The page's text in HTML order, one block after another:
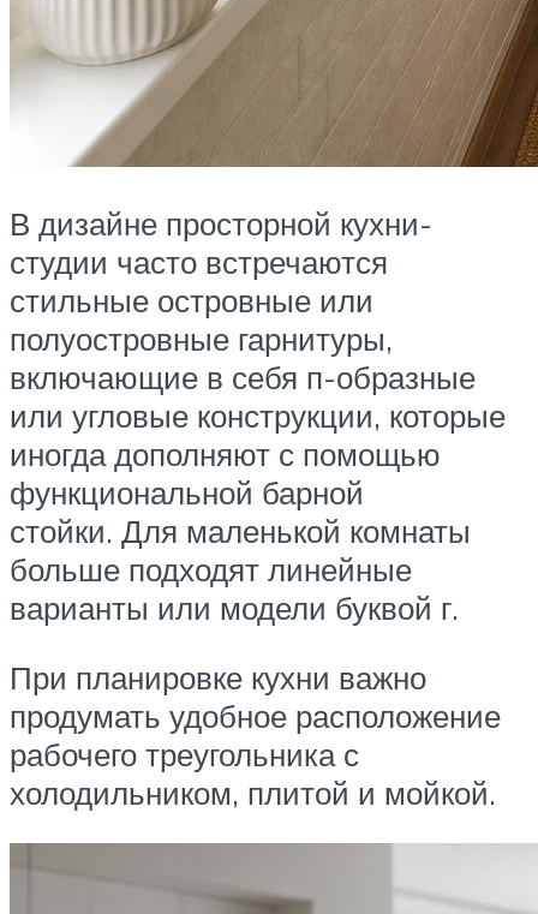
В дизайне просторной кухни-
студии часто встречаются
стильные островные или
полуостровные гарнитуры,
включающие в себя п-образные
или угловые конструкции, которые
иногда дополняют с помощью
функциональной барной
стойки. Для маленькой комнаты
больше подходят линейные
варианты или модели буквой г.
При планировке кухни важно
продумать удобное расположение
рабочего треугольника с
холодильником, плитой и мойкой.